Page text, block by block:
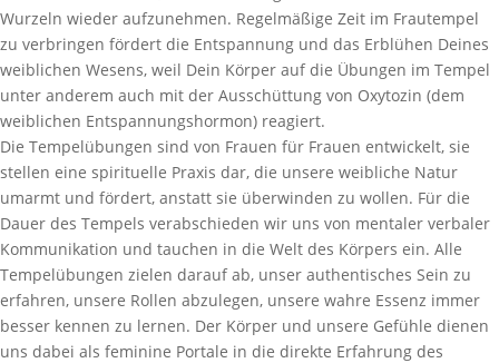
Wurzeln wieder aufzunehmen. Regelmäßige Zeit im Frautempel
zu verbringen fördert die Entspannung und das Erblühen Deines
weiblichen Wesens, weil Dein Körper auf die Übungen im Tempel
unter anderem auch mit der Ausschüttung von Oxytozin (dem
weiblichen Entspannungshormon) reagiert.
Die Tempelübungen sind von Frauen für Frauen entwickelt, sie
stellen eine spirituelle Praxis dar, die unsere weibliche Natur
umarmt und fördert, anstatt sie überwinden zu wollen. Für die
Dauer des Tempels verabschieden wir uns von mentaler verbaler
Kommunikation und tauchen in die Welt des Körpers ein. Alle
Tempelübungen zielen darauf ab, unser authentisches Sein zu
erfahren, unsere Rollen abzulegen, unsere wahre Essenz immer
besser kennen zu lernen. Der Körper und unsere Gefühle dienen
uns dabei als feminine Portale in die direkte Erfahrung des